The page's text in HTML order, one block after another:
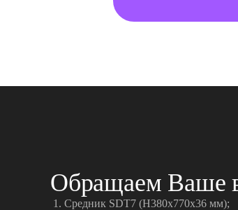
Обращаем Ваше
Средник SDT7 (H380x770x36 мм);